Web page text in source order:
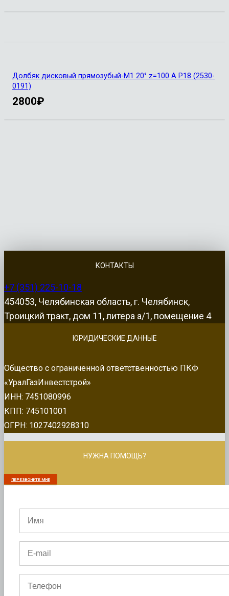
Долбяк дисковый прямозубый-М1 20° z=100 А Р18 (2530-
0191)
2800₽
КОНТАКТЫ
+7 (351) 225-10-18
454053, Челябинская область, г. Челябинск,
Троицкий тракт, дом 11, литера а/1, помещение 4
ЮРИДИЧЕСКИЕ ДАННЫЕ
Общество с ограниченной ответственностью ПКФ
«УралГазИнвестстрой»
ИНН: 7451080996
КПП: 745101001
ОГРН: 1027402928310
НУЖНА ПОМОЩЬ?
ПЕРЕЗВОНИТЕ МНЕ